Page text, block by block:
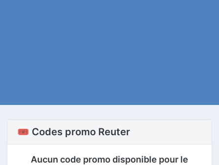
🎟️ Codes promo Reuter
Aucun code promo disponible pour le